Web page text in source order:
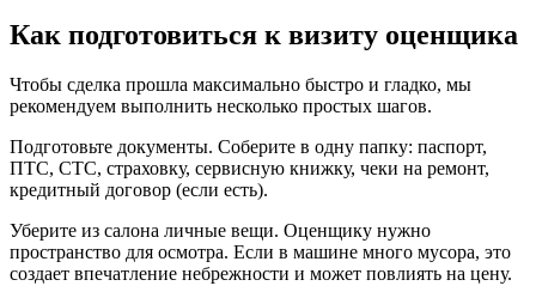
Как подготовиться к визиту оценщика
Чтобы сделка прошла максимально быстро и гладко, мы
рекомендуем выполнить несколько простых шагов.
Подготовьте документы. Соберите в одну папку: паспорт,
ПТС, СТС, страховку, сервисную книжку, чеки на ремонт,
кредитный договор (если есть).
Уберите из салона личные вещи. Оценщику нужно
пространство для осмотра. Если в машине много мусора, это
создает впечатление небрежности и может повлиять на цену.